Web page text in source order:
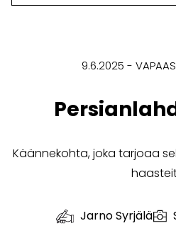
9.6.2025
Käännekohta, joka tarjoaa
Jarno Syrjälä